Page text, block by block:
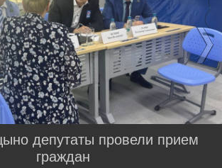
депутаты провели прием
граждан